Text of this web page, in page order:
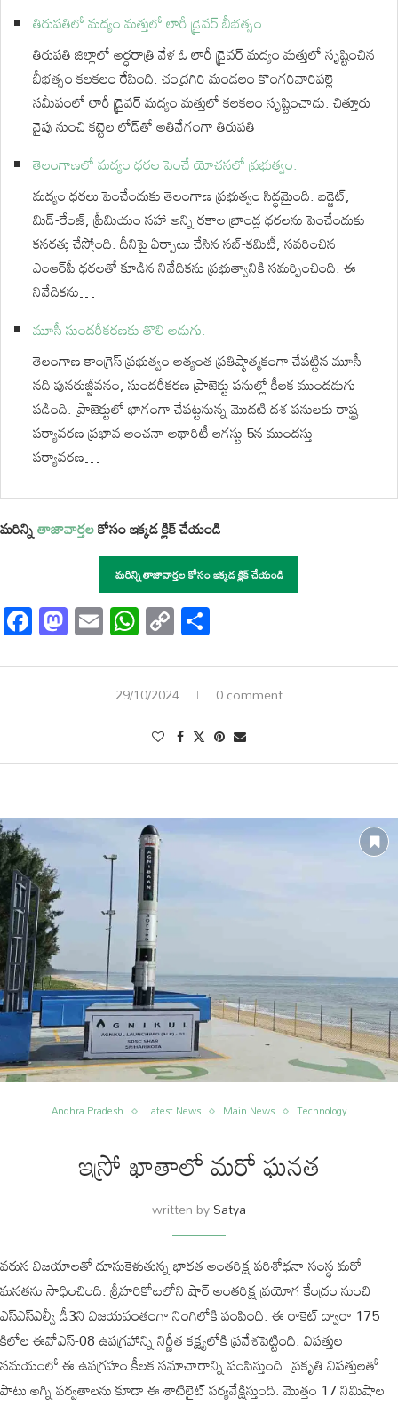
తిరుపతిలో మద్యం మత్తులో లారీ డ్రైవర్ బీభత్సం.
తిరుపతి జిల్లాలో అర్ధరాత్రి వేళ ఓ లారీ డ్రైవర్ మద్యం మత్తులో సృష్టించిన
బీభత్సం కలకలం రేపింది. చంద్రగిరి మండలం కొంగరివారిపల్లె
సమీపంలో లారీ డ్రైవర్ మద్యం మత్తులో కలకలం సృష్టించాడు. చిత్తూరు
వైపు నుంచి కట్టెల లోడ్‌తో అతివేగంగా తిరుపతి…
తెలంగాణలో మద్యం ధరల పెంచే యోచనలో ప్రభుత్వం.
మద్యం ధరలు పెంచేందుకు తెలంగాణ ప్రభుత్వం సిద్ధమైంది. బడ్జెట్,
మిడ్-రేంజ్, ప్రీమియం సహా అన్ని రకాల బ్రాండ్ల ధరలను పెంచేందుకు
కసరత్తు చేస్తోంది. దీనిపై ఏర్పాటు చేసిన సబ్-కమిటీ, సవరించిన
ఎంఆర్‌పీ ధరలతో కూడిన నివేదికను ప్రభుత్వానికి సమర్పించింది. ఈ
నివేదికను…
మూసీ సుందరీకరణకు తొలి అడుగు.
తెలంగాణ కాంగ్రెస్ ప్రభుత్వం అత్యంత ప్రతిష్ఠాత్మకంగా చేపట్టిన మూసీ
నది పునరుజ్జీవనం, సుందరీకరణ ప్రాజెక్టు పనుల్లో కీలక ముందడుగు
పడింది. ప్రాజెక్టులో భాగంగా చేపట్టనున్న మొదటి దశ పనులకు రాష్ట్ర
పర్యావరణ ప్రభావ అంచనా అథారిటీ ఆగస్టు 5న ముందస్తు
పర్యావరణ…
మరిన్నితాజావార్తలకోసం ఇక్కడ క్లిక్ చేయండి
మరిన్ని తాజావార్తల కోసం ఇక్కడ క్లిక్ చేయండి
Facebook
Mastodon
EmailWhatsApp
Copy
Link
29/10/2024 0 comment
Andhra Pradesh Latest News Main News Technology
ఇస్రో ఖాతాలో మరో ఘనత
written bySatya
వరుస విజయాలతో దూసుకెళుతున్న భారత అంతరిక్ష పరిశోధనా సంస్థ మరో
ఘనతను సాధించింది. శ్రీహరికోటలోని షార్ అంతరిక్ష ప్రయోగ కేంద్రం నుంచి
ఎస్ఎస్ఎల్వీ డీ3ని విజయవంతంగా నింగిలోకి పంపింది. ఈ రాకెట్ ద్వారా 175
కిలోల ఈవోఎస్-08 ఉపగ్రహాన్ని నిర్ణీత కక్ష్యలోకి ప్రవేశపెట్టింది. విపత్తుల
సమయంలో ఈ ఉపగ్రహం కీలక సమాచారాన్ని పంపిస్తుంది. ప్రకృతి విపత్తులతో
పాటు అగ్ని పర్వతాలను కూడా ఈ శాటిలైట్ పర్యవేక్షిస్తుంది. మొత్తం 17 నిమిషాల